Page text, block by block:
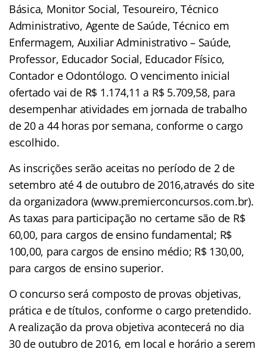
Básica, Monitor Social, Tesoureiro, Técnico
Administrativo, Agente de Saúde, Técnico em
Enfermagem, Auxiliar Administrativo – Saúde,
Professor, Educador Social, Educador Físico,
Contador e Odontólogo. O vencimento inicial
ofertado vai de R$ 1.174,11 a R$ 5.709,58, para
desempenhar atividades em jornada de trabalho
de 20 a 44 horas por semana, conforme o cargo
escolhido.
As inscrições serão aceitas no período de 2 de
setembro até 4 de outubro de 2016,através do site
da organizadora (www.premierconcursos.com.br).
As taxas para participação no certame são de R$
60,00, para cargos de ensino fundamental; R$
100,00, para cargos de ensino médio; R$ 130,00,
para cargos de ensino superior.
O concurso será composto de provas objetivas,
prática e de títulos, conforme o cargo pretendido.
A realização da prova objetiva acontecerá no dia
30 de outubro de 2016, em local e horário a serem